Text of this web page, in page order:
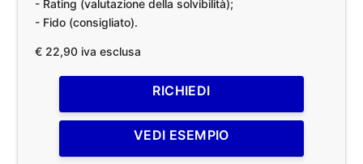
- Rating (valutazione della solvibilità);
- Fido (consigliato).
€ 22,90 iva esclusa
RICHIEDI
VEDI ESEMPIO